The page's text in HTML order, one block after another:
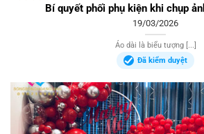
Bí quyết phối phụ kiện khi chụp
19/03/2026
Áo dài là biểu tượng [...]
Đã kiểm duyệt